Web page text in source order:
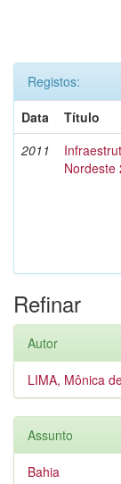
Registos:
Data
Título
2011
Nordeste
Refinar
Autor
LIMA, Mônica
Assunto
Bahia